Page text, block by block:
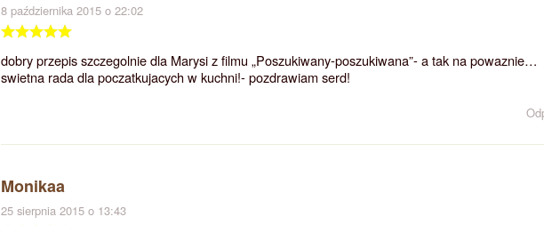
8 października 2015 o 22:02
dobry przepis szczegolnie dla Marysi z filmu „Poszukiwany-poszukiwana”- a tak na powaznie…
swietna rada dla poczatkujacych w kuchni!- pozdrawiam serd!
Monikaa
25 sierpnia 2015 o 13:43